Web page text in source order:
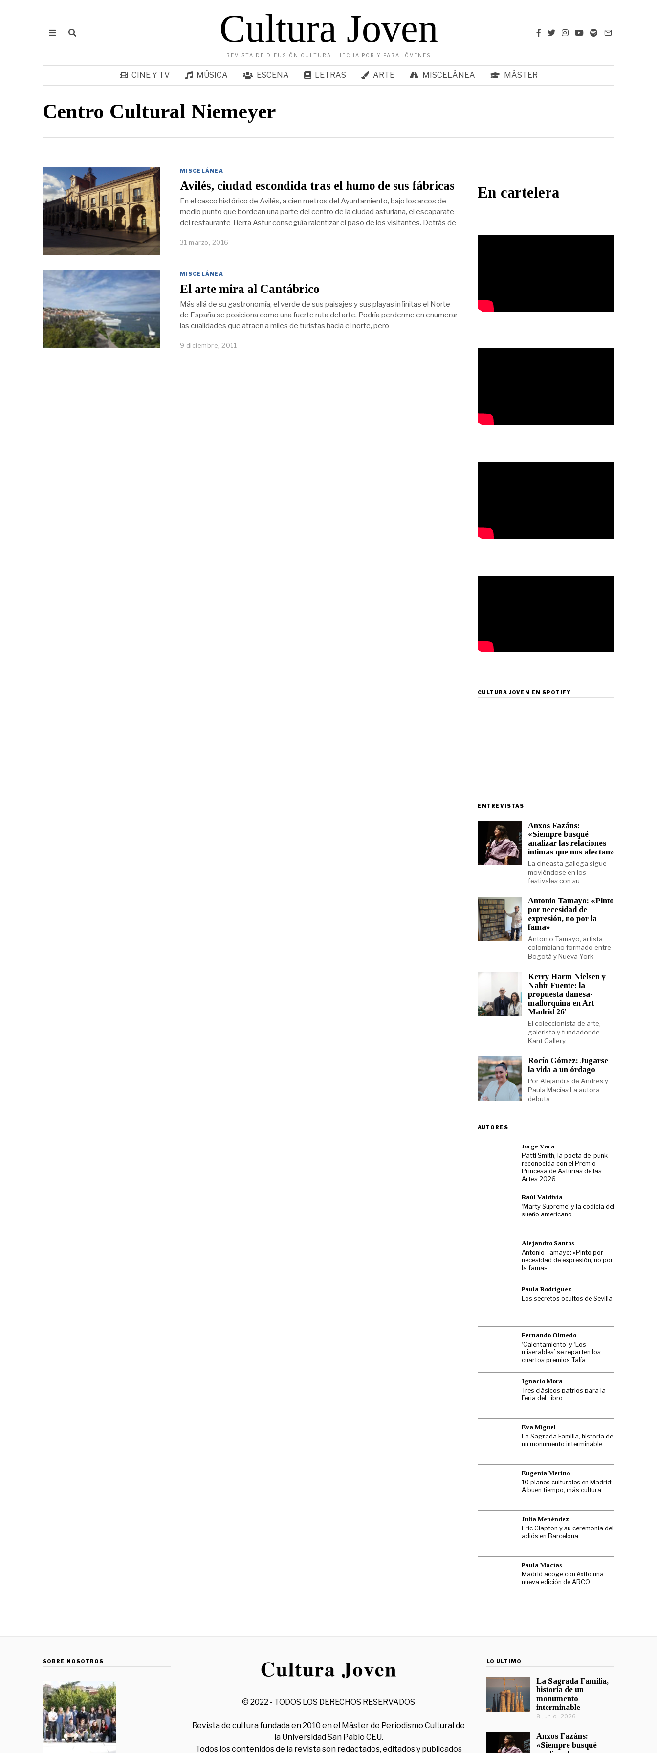
Cultura Joven
REVISTA DE DIFUSIÓN CULTURAL HECHA POR Y PARA JÓVENES
CINE Y TV MÚSICA ESCENA LETRAS ARTE MISCELÁNEA MÁSTER
Centro Cultural Niemeyer
MISCELÁNEA
Avilés, ciudad escondida tras el humo de sus fábricas
En el casco histórico de Avilés, a cien metros del Ayuntamiento, bajo los arcos de
medio punto que bordean una parte del centro de la ciudad asturiana, el escaparate
del restaurante Tierra Astur conseguía ralentizar el paso de los visitantes. Detrás de
31 marzo, 2016
MISCELÁNEA
El arte mira al Cantábrico
Más allá de su gastronomía, el verde de sus paisajes y sus playas infinitas el Norte
de España se posiciona como una fuerte ruta del arte. Podría perderme en enumerar
las cualidades que atraen a miles de turistas hacia el norte, pero
9 diciembre, 2011
En cartelera
CULTURA JOVEN EN SPOTIFY
ENTREVISTAS
Anxos Fazáns:
«Siempre busqué
analizar las relaciones
íntimas que nos afectan»
La cineasta gallega sigue
moviéndose en los
festivales con su
Antonio Tamayo: «Pinto
por necesidad de
expresión, no por la
fama»
Antonio Tamayo, artista
colombiano formado entre
Bogotá y Nueva York
Kerry Harm Nielsen y
Nahir Fuente: la
propuesta danesa-
mallorquina en Art
Madrid 26′
El coleccionista de arte,
galerista y fundador de
Kant Gallery,
Rocío Gómez: Jugarse
la vida a un órdago
Por Alejandra de Andrés y
Paula Macías La autora
debuta
AUTORES
Jorge Vara
Patti Smith, la poeta del punk
reconocida con el Premio
Princesa de Asturias de las
Artes 2026
Raúl Valdivia
‘Marty Supreme’ y la codicia del
sueño americano
Alejandro Santos
Antonio Tamayo: «Pinto por
necesidad de expresión, no por
la fama»
Paula Rodríguez
Los secretos ocultos de Sevilla
Fernando Olmedo
‘Calentamiento’ y ‘Los
miserables’ se reparten los
cuartos premios Talía
Ignacio Mora
Tres clásicos patrios para la
Feria del Libro
Eva Miguel
La Sagrada Familia, historia de
un monumento interminable
Eugenia Merino
10 planes culturales en Madrid:
A buen tiempo, más cultura
Julia Menéndez
Eric Clapton y su ceremonia del
adiós en Barcelona
Paula Macías
Madrid acoge con éxito una
nueva edición de ARCO
SOBRE NOSOTROS
© 2022 - TODOS LOS DERECHOS RESERVADOS
Revista de cultura fundada en 2010 en el Máster de Periodismo Cultural de
la Universidad San Pablo CEU.
Todos los contenidos de la revista son redactados, editados y publicados
LO ÚLTIMO
La Sagrada Familia,
historia de un
monumento
interminable
8 junio, 2026
Anxos Fazáns:
«Siempre busqué